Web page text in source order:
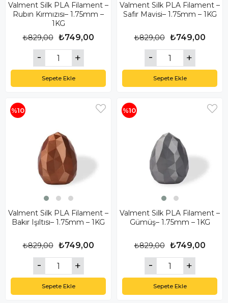
Valment Silk PLA Filament –
Rubın Kırmızısı– 1.75mm –
1KG
₺749,00
₺829,00
Sepete Ekle
Valment Silk PLA Filament –
Safır Mavisi– 1.75mm – 1KG
₺749,00
₺829,00
Sepete Ekle
Valment Silk PLA Filament –
Bakır Işıltısı– 1.75mm – 1KG
₺749,00
₺829,00
Sepete Ekle
%10
Valment Silk PLA Filament –
Gümüş– 1.75mm – 1KG
₺749,00
₺829,00
Sepete Ekle
%10